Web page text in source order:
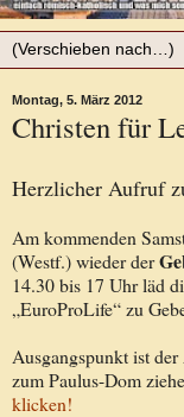
Montag, 5. März 2012
Christen für
Herzlicher Aufruf
Am kommenden
(Westf.) wieder der
14.30 bis 17 Uhr läd
„EuroProLife“ zu
Ausgangspunkt ist
zum Paulus-Dom
klicken!